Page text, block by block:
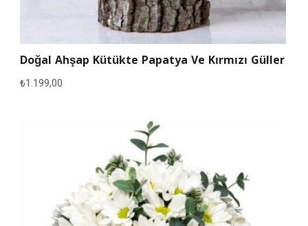
Doğal Ahşap Kütükte Papatya Ve Kırmızı Güller
₺1.199,00